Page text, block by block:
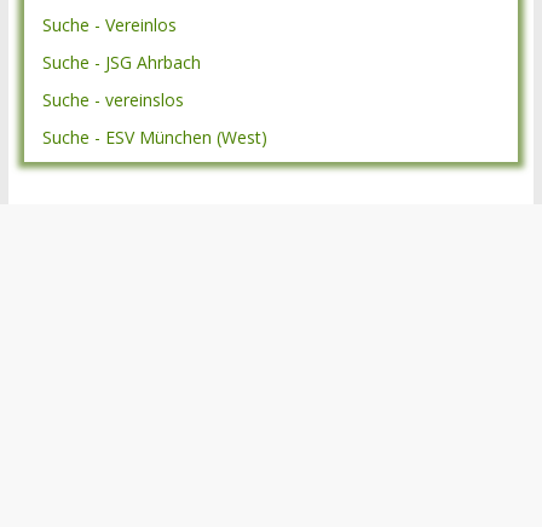
Suche - Vereinlos
Suche - JSG Ahrbach
Suche - vereinslos
Suche - ESV München (West)